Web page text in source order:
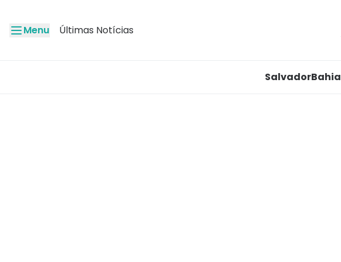
Menu Últimas Notícias
SalvadorBahia